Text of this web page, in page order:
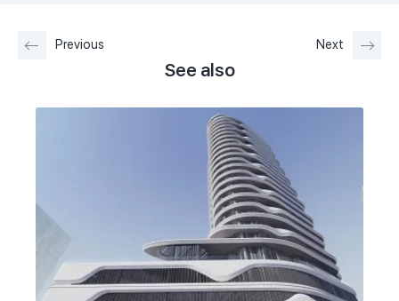
Previous Next
See also